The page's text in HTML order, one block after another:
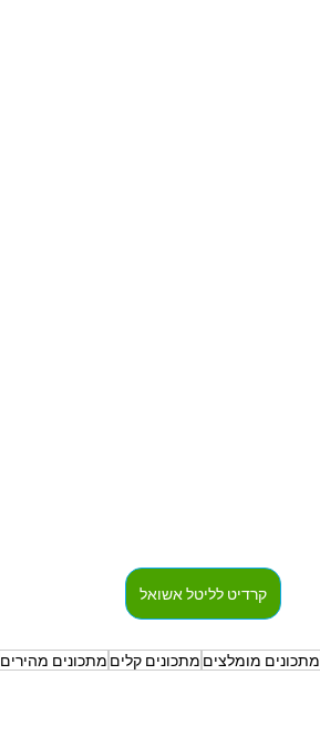
קרדיט לליטל אשואל
מתכונים מומלצים מתכונים קלים מתכונים מהירים